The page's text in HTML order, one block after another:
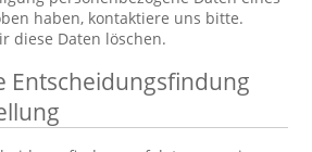
haben, kontaktiere uns bitte.
diese Daten löschen.
Entscheidungsfindung